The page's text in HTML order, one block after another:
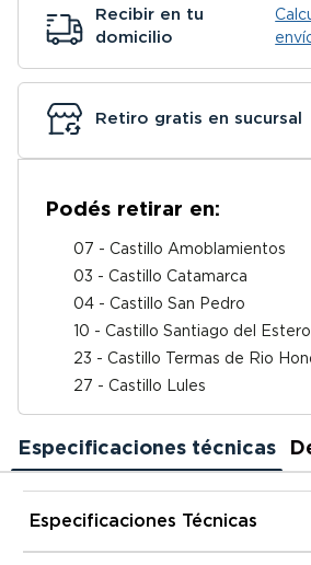
Recibir en tu
domicilio
Retiro gratis en sucursal
Podés retirar en:
07 - Castillo Amoblamientos
03 - Castillo Catamarca
04 - Castillo San Pedro
10 - Castillo Santiago del Estero
23 - Castillo Termas de Rio
27 - Castillo Lules
Especificaciones técnicas
Especificaciones Técnicas